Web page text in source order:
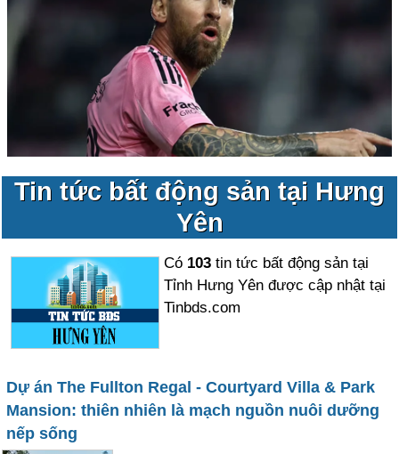
Tin tức bất động sản tại Hưng
Yên
Có 103 tin tức bất động sản tại
Tỉnh Hưng Yên được cập nhật tại
Tinbds.com
Dự án The Fullton Regal - Courtyard Villa & Park
Mansion: thiên nhiên là mạch nguồn nuôi dưỡng
nếp sống